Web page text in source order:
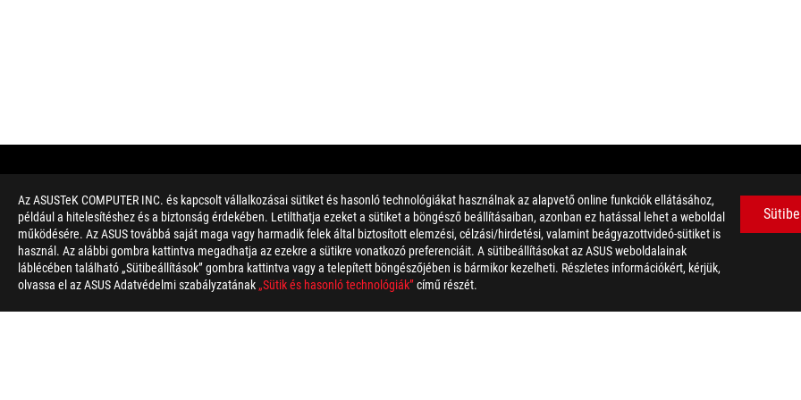
Az ASUSTeK COMPUTER INC. és kapcsolt vállalkozásai sütiket és hasonló technológiákat használnak az alapvető online funkciók ellátásához,
például a hitelesítéshez és a biztonság érdekében. Letilthatja ezeket a sütiket a böngésző beállításaiban, azonban ez hatással lehet a weboldal
működésére. Az ASUS továbbá saját maga vagy harmadik felek által biztosított elemzési, célzási/hirdetési, valamint beágyazottvideó-sütiket is
használ. Az alábbi gombra kattintva megadhatja az ezekre a sütikre vonatkozó preferenciáit. A sütibeállításokat az ASUS weboldalainak
láblécében található „Sütibeállítások” gombra kattintva vagy a telepített böngészőjében is bármikor kezelheti. Részletes információkért, kérjük,
olvassa el az ASUS Adatvédelmi szabályzatának „Sütik és hasonló technológiák”című részét.
Disclaimer
A Federal Communications Commission és az Industry Canada által hitelesített termékek az Egyesült Államokban és Kanadában
Canada weboldalaira a helyi forgalomban kapható termékekről.
Az összes műszaki tulajdonság előzetes értesítés nélkül változhat. A konkrét ajánlatokról érdeklődjön viszonteladójánál.
A specifikációk és termékjellemzők modellenként változhatnak, a képek csak illusztrációk. A részletekért kérjük látogasson el a
A PCB szín és a szoftver verziója előzetes értesítés nélkül változhat.
A leírásban szereplő márka- és terméknevek a megfelelő vállalatok védjegyei.
Hacsak másként nem jelezzük, az összes teljesítmény-érték elméleti teljesítményen alapszik. A valóságos adatok változhatnak a